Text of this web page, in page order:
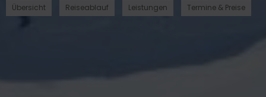
Übersicht Reiseablauf Leistungen Termine & Preise